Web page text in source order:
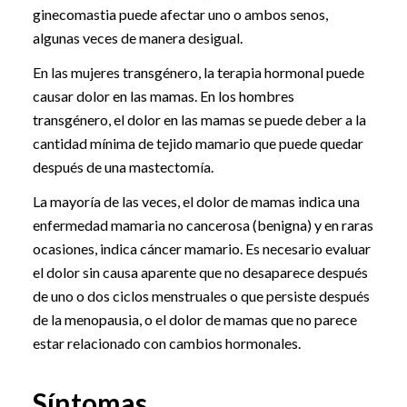
ginecomastia puede afectar uno o ambos senos,
algunas veces de manera desigual.
En las mujeres transgénero, la terapia hormonal puede
causar dolor en las mamas. En los hombres
transgénero, el dolor en las mamas se puede deber a la
cantidad mínima de tejido mamario que puede quedar
después de una mastectomía.
La mayoría de las veces, el dolor de mamas indica una
enfermedad mamaria no cancerosa (benigna) y en raras
ocasiones, indica cáncer mamario. Es necesario evaluar
el dolor sin causa aparente que no desaparece después
de uno o dos ciclos menstruales o que persiste después
de la menopausia, o el dolor de mamas que no parece
estar relacionado con cambios hormonales.